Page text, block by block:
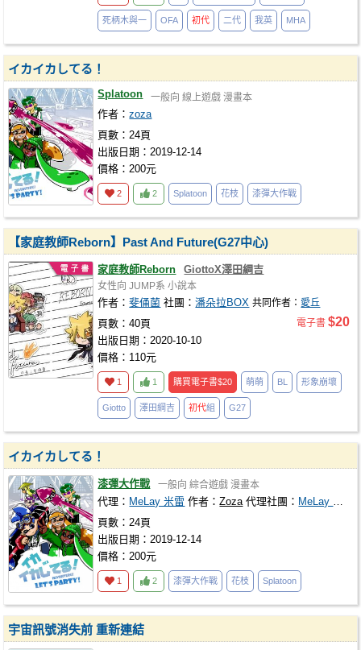
死柄木與一 OFA 初代 二代 我英 MHA
イカイカしてる！
Splatoon 一般向 線上遊戲 漫畫本
作者：zoza
頁數：24頁
出版日期：2019-12-14
價格：200元
2 2 Splatoon 花枝 漆彈大作戰
【家庭教師Reborn】Past And Future(G27中心)
家庭教師Reborn GiottoX澤田綱吉
女性向 JUMP系 小說本
作者：斐俑菌 社團：潘朵拉BOX 共同作者： 愛丘
頁數：40頁
出版日期：2020-10-10
價格：110元
電子書 $20
1 1 購買電子書$20 萌萌 BL 形象崩壞
Giotto 澤田綱吉 初代組 G27
イカイカしてる！
漆彈大作戰 一般向 綜合遊戲 漫畫本
代理： MeLay 米雷 作者：Zoza 代理社團： MeLay 米雷
頁數：24頁
出版日期：2019-12-14
價格：200元
1 2 漆彈大作戰 花枝 Splatoon
宇宙訊號消失前 重新連結